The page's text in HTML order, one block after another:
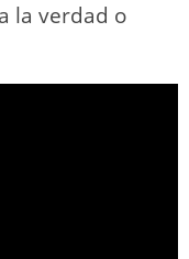
la verdad o